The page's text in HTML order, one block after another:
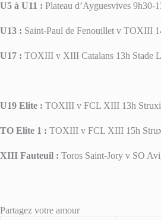
U5 à U11 : Plateau d’Ayguesvives 9h30-
U13 : Saint-Paul de Fenouillet v TOXIII
U17 : TOXIII v XIII Catalans 13h Stade
U19 Elite : TOXIII v FCL XIII 13h
TO Elite 1 : TOXIII v FCL XIII 15h
XIII Fauteuil : Toros Saint-Jory v SO
Partagez votre amour